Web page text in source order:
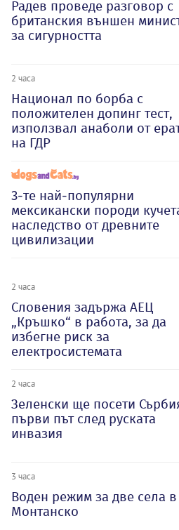
Радев проведе разговор с
британския външен
за сигурността
2 часа
Национал по борба с
положителен допинг тест,
използвал анаболи от
на ГДР
3-те най-популярни
мексикански породи
наследство от древните
цивилизации
2 часа
Словения задържа АЕЦ
„Кръшко“ в работа, за да
избегне риск за
електросистемата
2 часа
Зеленски ще посети
първи път след руската
инвазия
3 часа
Воден режим за две села в
Монтанско